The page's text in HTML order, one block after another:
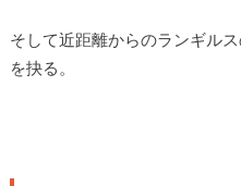
そして近距離からのランギル
を抉る。